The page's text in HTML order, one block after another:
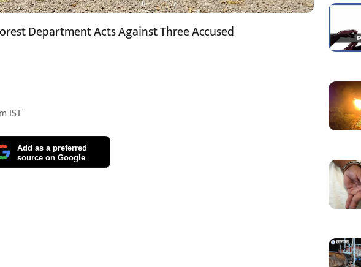
Department Acts Against Three Accused
IST
Add as a preferred
source on Google